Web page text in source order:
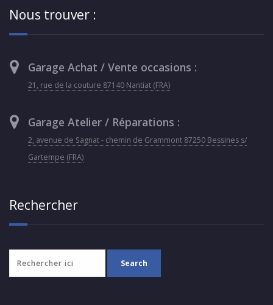
Nous trouver :
Garage Achat / Vente occasions :
21, rue de la couture 87140 Nantiat (FRA)
Garage Atelier / Réparations :
2, avenue de Sagnat - chemin de Grammont 87250 Bessines s/
Gartempe (FRA)
Rechercher